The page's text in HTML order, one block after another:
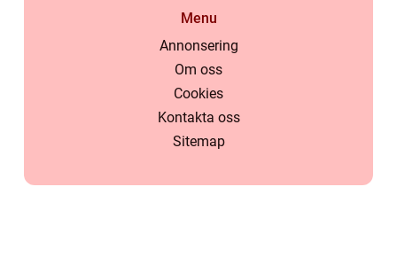
Menu
Annonsering
Om oss
Cookies
Kontakta oss
Sitemap